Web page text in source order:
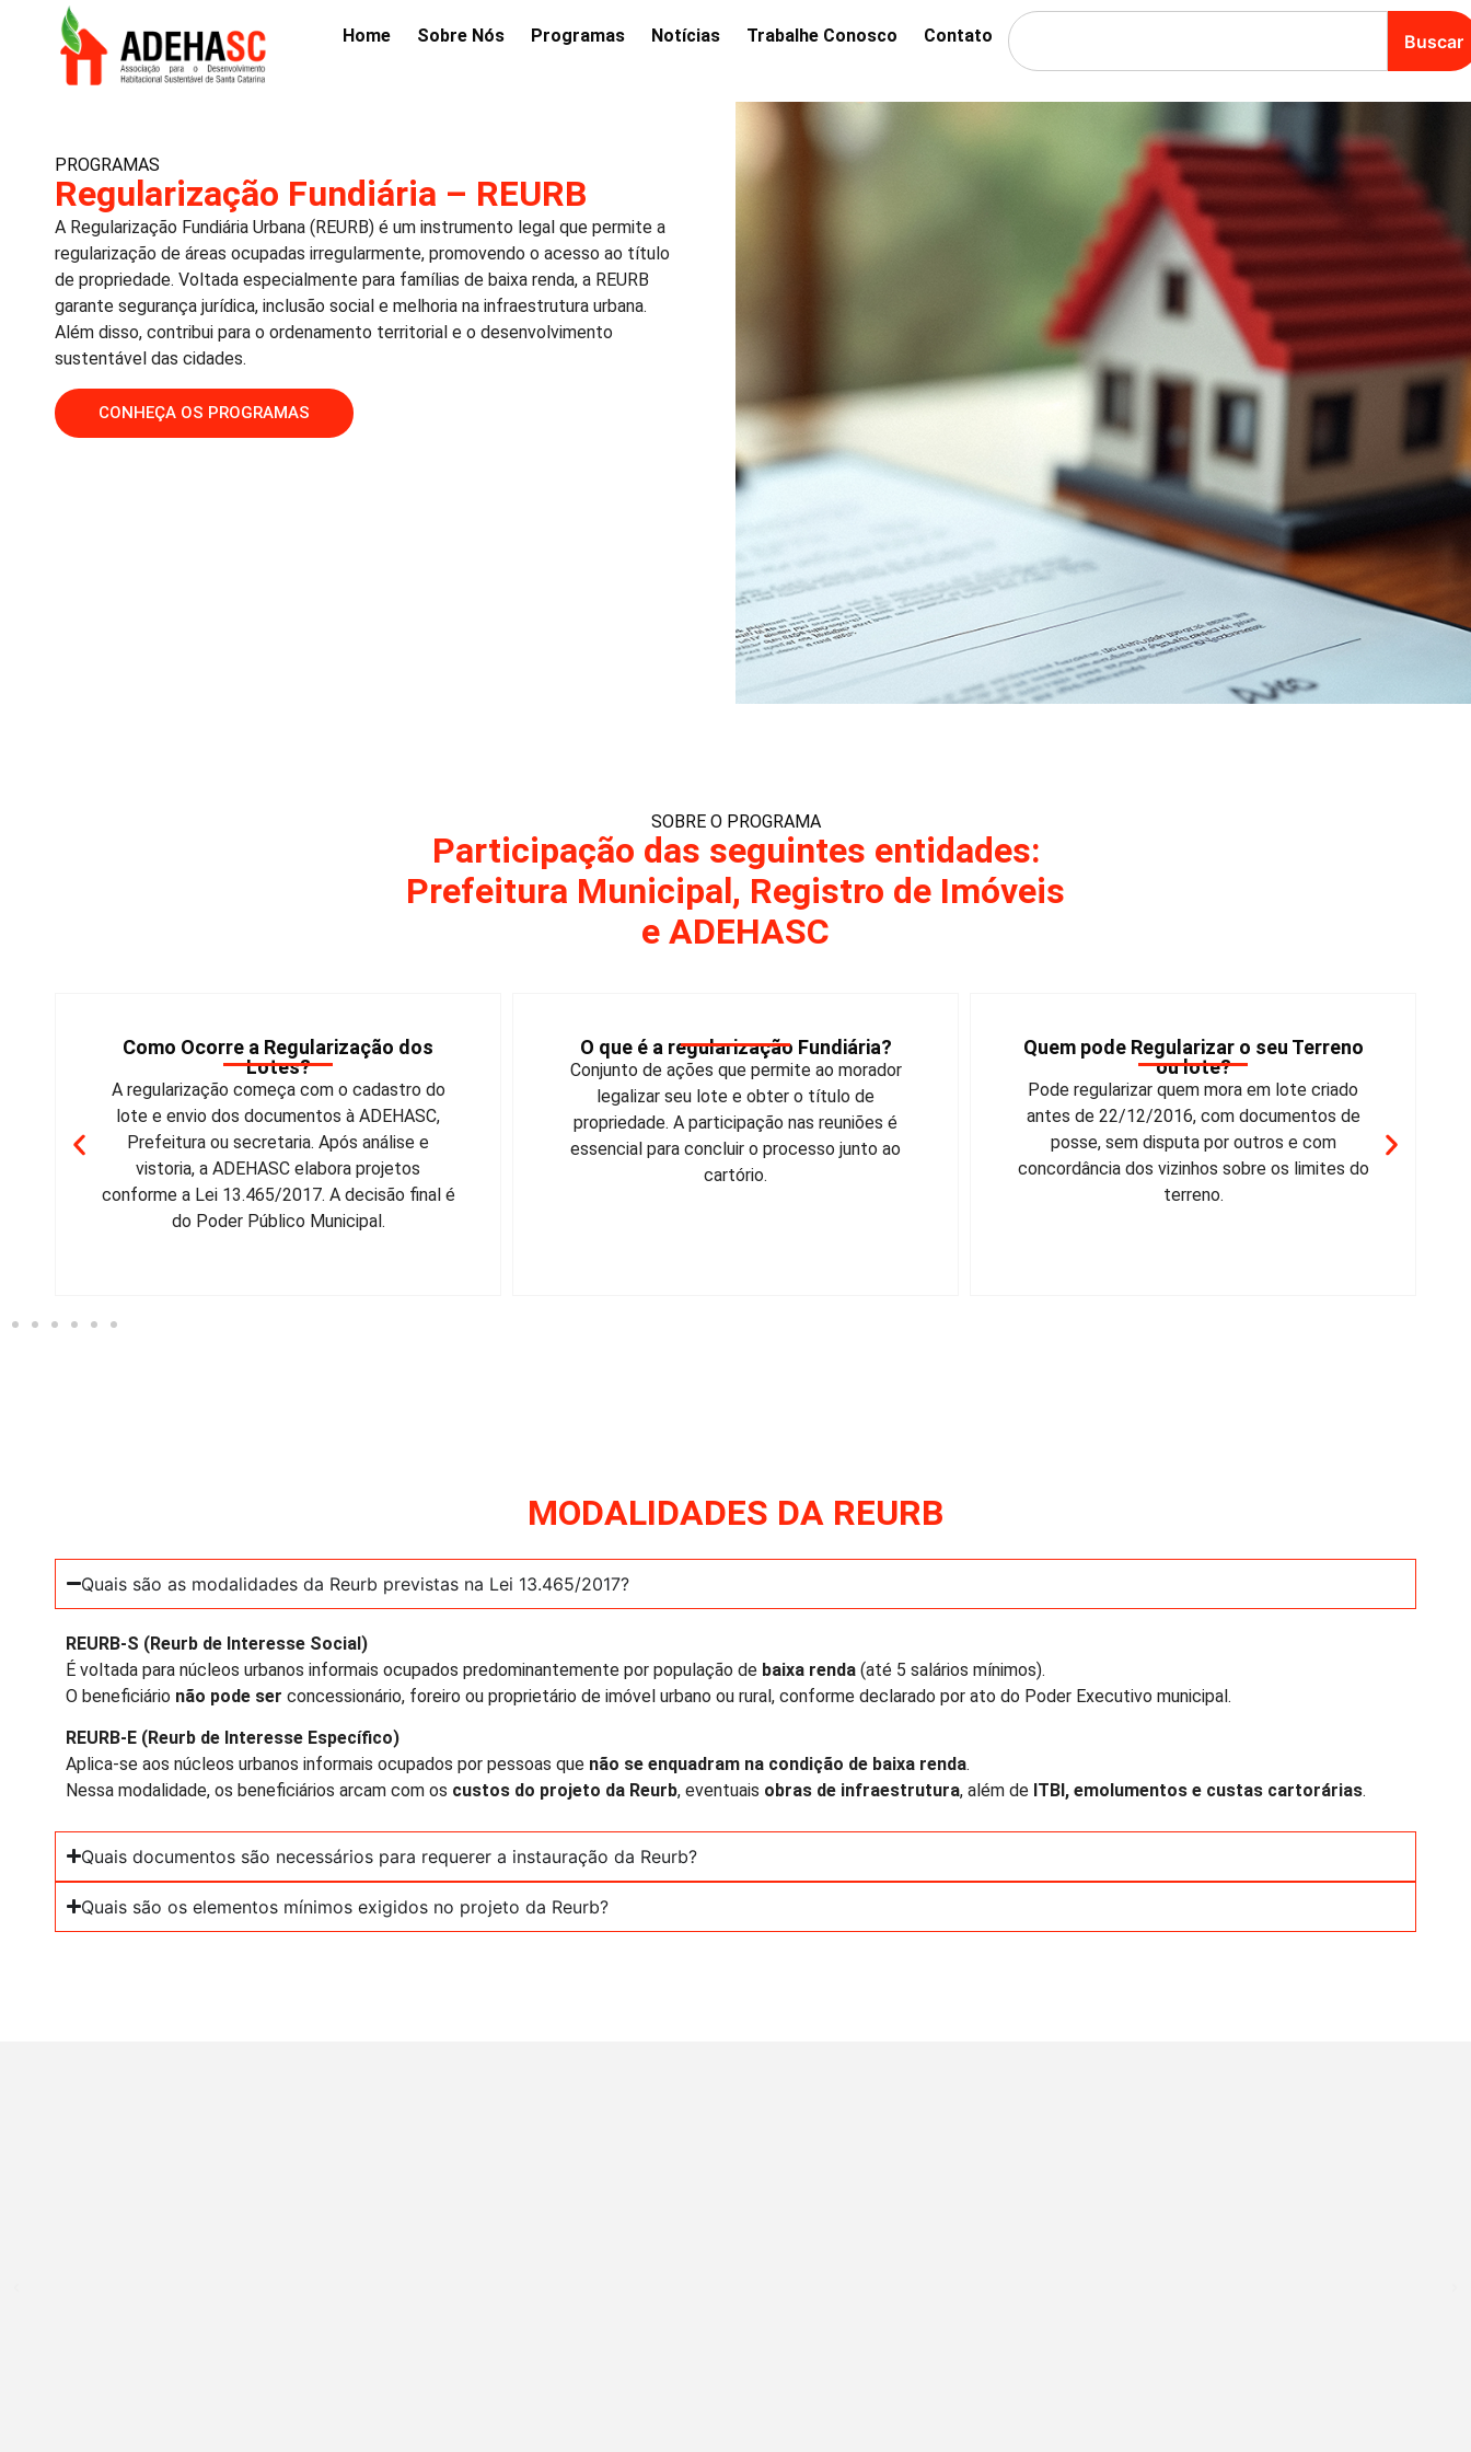
Home Sobre Nós Programas Notícias Trabalhe Conosco Contato Buscar
PROGRAMAS
Regularização Fundiária – REURB
A Regularização Fundiária Urbana (REURB) é um instrumento legal que permite a
regularização de áreas ocupadas irregularmente, promovendo o acesso ao título
de propriedade. Voltada especialmente para famílias de baixa renda, a REURB
garante segurança jurídica, inclusão social e melhoria na infraestrutura urbana.
Além disso, contribui para o ordenamento territorial e o desenvolvimento
sustentável das cidades.
CONHEÇA OS PROGRAMAS
SOBRE O PROGRAMA
Participação das seguintes entidades:
Prefeitura Municipal, Registro de Imóveis
e ADEHASC
O que é a regularização Fundiária?
Conjunto de ações que permite ao morador
legalizar seu lote e obter o título de
propriedade. A participação nas reuniões é
essencial para concluir o processo junto ao
cartório.
Quem pode Regularizar o seu Terreno
ou lote?
Pode regularizar quem mora em lote criado
antes de 22/12/2016, com documentos de
posse, sem disputa por outros e com
concordância dos vizinhos sobre os limites do
Quais terrenos não podem ser
Regularizados?
Lotes em área de risco, preservação ou com
disputa não podem ser regularizados. A posse
deve ser pacífica, e cada caso será avaliado
pela prefeitura para possível aprovação.
MODALIDADES DA REURB
Quais são as modalidades da Reurb previstas na Lei 13.465/2017?
REURB-S (Reurb de Interesse Social)
É voltada para núcleos urbanos informais ocupados predominantemente por população de baixa renda (até 5 salários mínimos).
O beneficiário não pode ser concessionário, foreiro ou proprietário de imóvel urbano ou rural, conforme declarado por ato do Poder Executivo municipal.
REURB-E (Reurb de Interesse Específico)
Aplica-se aos núcleos urbanos informais ocupados por pessoas que não se enquadram na condição de baixa renda.
Nessa modalidade, os beneficiários arcam com os custos do projeto da Reurb, eventuais obras de infraestrutura, além de ITBI, emolumentos e custas cartorárias.
Quais documentos são necessários para requerer a instauração da Reurb?
Quais são os elementos mínimos exigidos no projeto da Reurb?